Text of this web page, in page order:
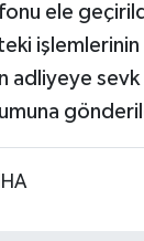
ele
adliyeye sevk
İHA